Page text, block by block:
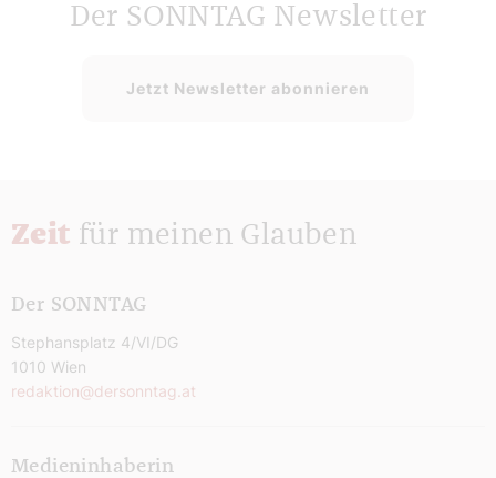
Der SONNTAG Newsletter
Jetzt Newsletter abonnieren
Zeit für meinen Glauben
Der SONNTAG
Stephansplatz 4/VI/DG
1010 Wien
redaktion@dersonntag.at
Medieninhaberin